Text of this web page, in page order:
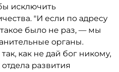
исключить
"И если по адресу
было не раз, — мы
органы.
как не дай бог никому,
развития